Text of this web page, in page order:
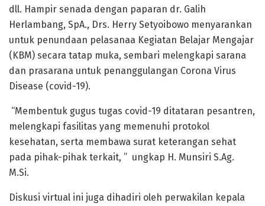
dll. Hampir senada dengan paparan dr. Galih
Herlambang, SpA., Drs. Herry Setyoibowo menyarankan
untuk penundaan pelasanaa Kegiatan Belajar Mengajar
(KBM) secara tatap muka, sembari melengkapi sarana
dan prasarana untuk penanggulangan Corona Virus
Disease (covid-19).
“Membentuk gugus tugas covid-19 ditataran pesantren,
melengkapi fasilitas yang memenuhi protokol
kesehatan, serta membawa surat keterangan sehat
pada pihak-pihak terkait, ” ungkap H. Munsiri S.Ag.
M.Si.
Diskusi virtual ini juga dihadiri oleh perwakilan kepala